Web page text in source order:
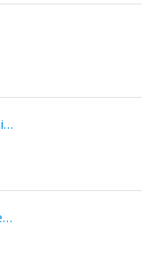
CIC Sillé-Le-Guillaume 34 Place Saint Etienne
CIC Fresnay-Sur-Sarthe 6 Avenue Charles de Gaulle